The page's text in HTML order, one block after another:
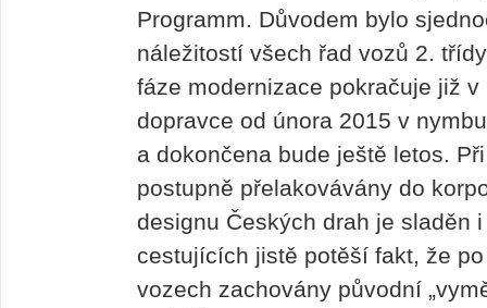
Programm. Důvodem bylo
náležitostí všech řad vozů 2.
fáze modernizace pokračuje již
dopravce od února 2015 v
a dokončena bude ještě letos.
postupně přelakovávány do
designu Českých drah je sladěn
cestujících jistě potěší fakt, že
vozech zachovány původní